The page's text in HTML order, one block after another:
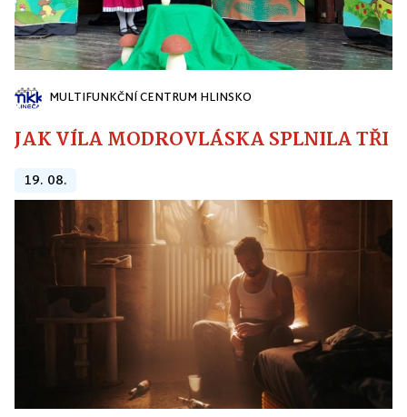
MULTIFUNKČNÍ CENTRUM HLINSKO
JAK VÍLA MODROVLÁSKA SPLNILA
19. 08.